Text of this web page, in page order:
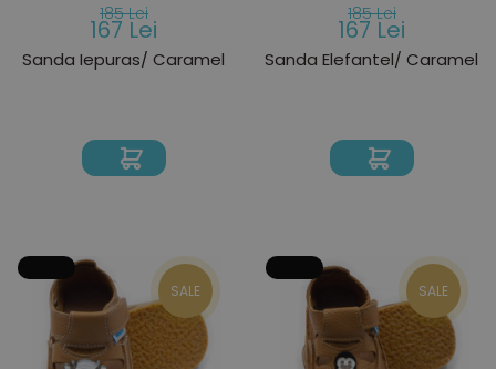
185 Lei
167 Lei
Sanda Iepuras/ Caramel
185 Lei
167 Lei
Sanda Elefantel/ Caramel
SALE SALE